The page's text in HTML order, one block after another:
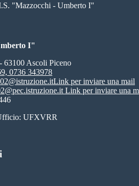
"Mazzocchi - Umberto I"
I"
63100 Ascoli Piceno
0736 343978
Link per inviare una mail
Link per inviare una
UFXVRR